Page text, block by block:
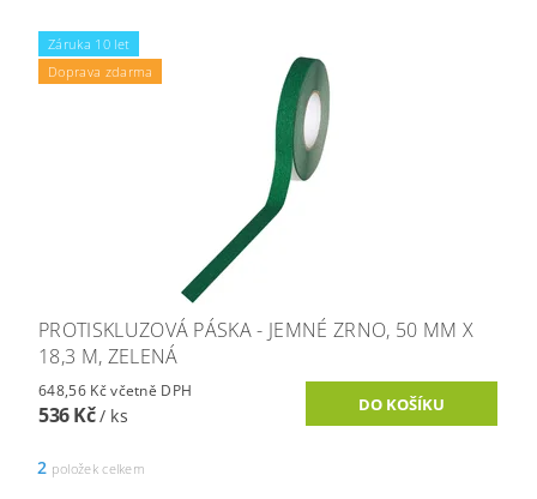
Záruka 10 let
Doprava zdarma
PROTISKLUZOVÁ PÁSKA - JEMNÉ ZRNO, 50 MM X
18,3 M, ZELENÁ
648,56 Kč včetně DPH
536 Kč/ ks
2 položek celkem